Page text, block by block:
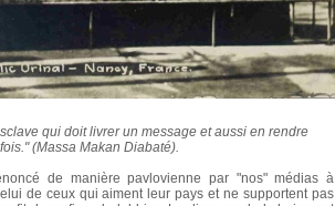
qui doit livrer un message et aussi en rendre
(Massa Makan Diabaté).
de manière pavlovienne par "nos" médias à
de ceux qui aiment leur pays et ne supportent pas